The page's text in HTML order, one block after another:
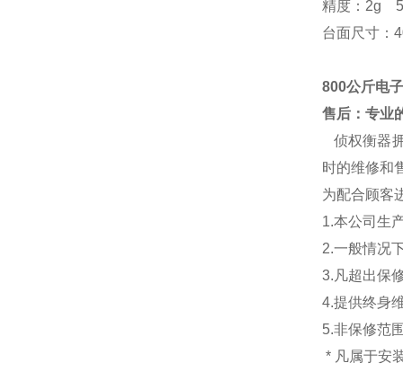
精度： 2g
台面尺寸：
800公斤电
售后：专业
侦权衡器
时的维修和
为配合顾客
1.本公司生
2.一般情况
3.凡超出保
4.提供终身
5.非保修范
* 凡属于安